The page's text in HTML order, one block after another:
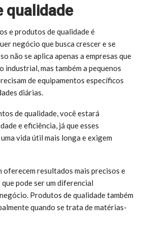
qualidade
e produtos de qualidade é
negócio que busca crescer e se
não se aplica apenas a empresas que
industrial, mas também a pequenos
de equipamentos específicos
diárias.
de qualidade, você estará
e eficiência, já que esses
vida útil mais longa e exigem
oferecem resultados mais precisos e
pode ser um diferencial
Produtos de qualidade também
quando se trata de matérias-